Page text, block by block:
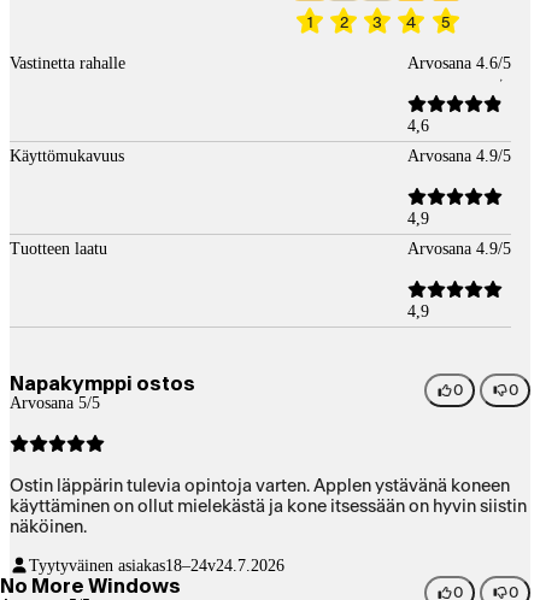
1 2 3 4 5
Vastinetta rahalle Arvosana 4.6/5
4,6
Käyttömukavuus
Arvosana 4.9/5
4,9
Tuotteen laatu
Arvosana 4.9/5
4,9
Napakymppi ostos
Arvosana 5/5
0 0
Ostin läppärin tulevia opintoja varten. Applen ystävänä koneen
käyttäminen on ollut mielekästä ja kone itsessään on hyvin siistin
näköinen.
Tyytyväinen asiakas18–24v24.7.2026
No More Windows 0 0